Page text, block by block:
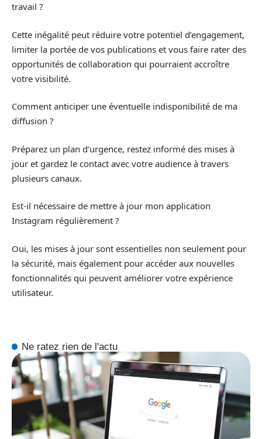
travail ?
Cette inégalité peut réduire votre potentiel d’engagement,
limiter la portée de vos publications et vous faire rater des
opportunités de collaboration qui pourraient accroître
votre visibilité.
Comment anticiper une éventuelle indisponibilité de ma
diffusion ?
Préparez un plan d’urgence, restez informé des mises à
jour et gardez le contact avec votre audience à travers
plusieurs canaux.
Est-il nécessaire de mettre à jour mon application
Instagram régulièrement ?
Oui, les mises à jour sont essentielles non seulement pour
la sécurité, mais également pour accéder aux nouvelles
fonctionnalités qui peuvent améliorer votre expérience
utilisateur.
Ne ratez rien de l'actu